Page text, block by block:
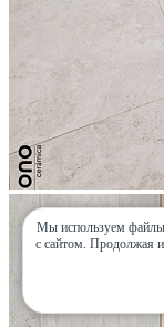
Мы используем файлы
с сайтом. Продолжая